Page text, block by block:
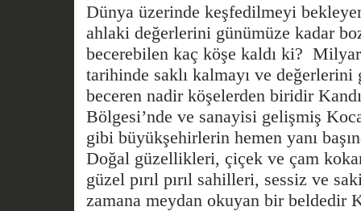
Dünya üzerinde keşfedilmeyi
ahlaki değerlerini günümüze kadar
becerebilen kaç köşe kaldı ki?
tarihinde saklı kalmayı ve değerlerini
beceren nadir köşelerden biridir
Bölgesi’nde ve sanayisi gelişmiş
gibi büyükşehirlerin hemen yanı
Doğal güzellikleri, çiçek ve çam
güzel pırıl pırıl sahilleri, sessiz ve
zamana meydan okuyan bir beldedir